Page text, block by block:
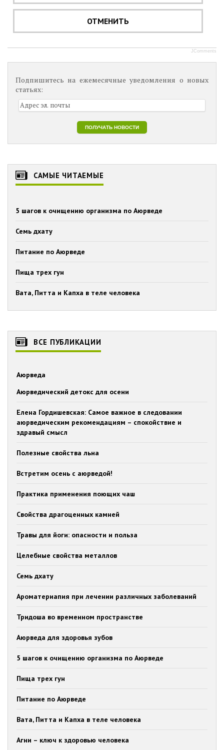
ОТМЕНИТЬ
JComments
Подпишитесь на ежемесячные уведомления о новых
статьях:
САМЫЕ ЧИТАЕМЫЕ
5 шагов к очищению организма по Аюрведе
Семь дхату
Питание по Аюрведе
Пища трех гун
Вата, Питта и Капха в теле человека
ВСЕ ПУБЛИКАЦИИ
Аюрведа
Аюрведический детокс для осени
Елена Гордишевская: Самое важное в следовании
аюрведическим рекомендациям – спокойствие и
здравый смысл
Полезные свойства льна
Встретим осень c аюрведой!
Практика применения поющих чаш
Свойства драгоценных камней
Травы для йоги: опасности и польза
Целебные свойства металлов
Семь дхату
Ароматериапия при лечении различных заболеваний
Тридоша во временном пространстве
Аюрведа для здоровья зубов
5 шагов к очищению организма по Аюрведе
Пища трех гун
Питание по Аюрведе
Вата, Питта и Капха в теле человека
Агни – ключ к здоровью человека